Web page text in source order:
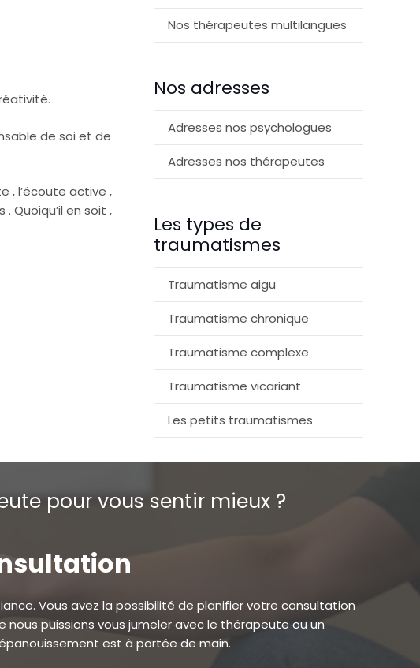
de soi et de
, l’écoute active ,
Quoiqu’il en soit ,
Nos thérapeutes multilangues
Nos adresses
Adresses nos psychologues
Adresses nos thérapeutes
Les types de
traumatismes
Traumatisme aigu
Traumatisme chronique
Traumatisme complexe
Traumatisme vicariant
Les petits traumatismes
pour vous sentir mieux ?
Vous avez la possibilité de planifier votre consultation
nous puissions vous jumeler avec le thérapeute ou un
est à portée de main.